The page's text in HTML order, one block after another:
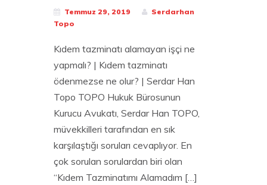
Temmuz 29, 2019
Serdarhan
Topo
Kıdem tazminatı alamayan işçi ne
yapmalı? | Kıdem tazminatı
ödenmezse ne olur? | Serdar Han
Topo TOPO Hukuk Bürosunun
Kurucu Avukatı, Serdar Han TOPO,
müvekkilleri tarafından en sık
karşılaştığı soruları cevaplıyor. En
çok sorulan sorulardan biri olan
“Kıdem Tazminatımı Alamadım […]